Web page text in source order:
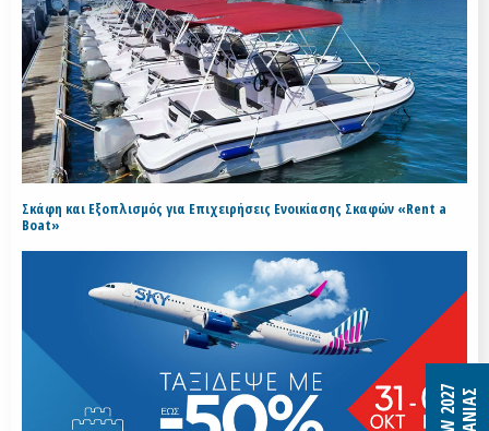
Σκάφη και Εξοπλισμός για Επιχειρήσεις Ενοικίασης Σκαφών «Rent a
Boat»